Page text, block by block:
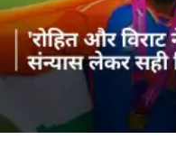
0.00%